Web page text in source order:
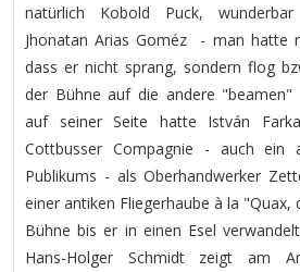
natürlich Kobold Puck,
Jhonatan Arias Goméz - man hatte
dass er nicht sprang, sondern flog
der Bühne auf die andere
auf seiner Seite hatte István
Cottbusser Compagnie - auch ein
Publikums - als Oberhandwerker
einer antiken Fliegerhaube à la "Quax,
Bühne bis er in einen Esel
Hans-Holger Schmidt zeigt am